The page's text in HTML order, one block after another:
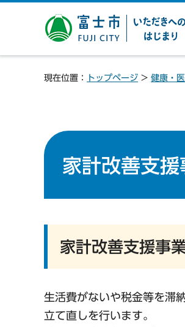
富士市 いただきへの、は
じまり
現在位置： トップページ > 健康・
家計改善支援
家計改善支援事
生活費がないや税金等を滞
立て直しを行います。